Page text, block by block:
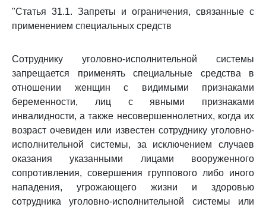
"Статья 31.1. Запреты и ограничения, связанные с
применением специальных средств
Сотруднику уголовно-исполнительной системы
запрещается применять специальные средства в
отношении женщин с видимыми признаками
беременности, лиц с явными признаками
инвалидности, а также несовершеннолетних, когда их
возраст очевиден или известен сотруднику уголовно-
исполнительной системы, за исключением случаев
оказания указанными лицами вооруженного
сопротивления, совершения группового либо иного
нападения, угрожающего жизни и здоровью
сотрудника уголовно-исполнительной системы или